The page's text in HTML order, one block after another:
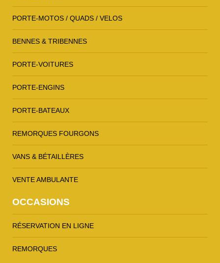
PORTE-MOTOS / QUADS / VELOS
BENNES & TRIBENNES
PORTE-VOITURES
PORTE-ENGINS
PORTE-BATEAUX
REMORQUES FOURGONS
VANS & BÉTAILLÈRES
VENTE AMBULANTE
OCCASIONS
RÉSERVATION EN LIGNE
REMORQUES